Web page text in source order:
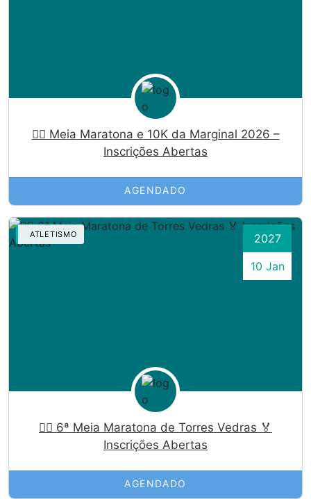
🏃‍♀️ Meia Maratona e 10K da Marginal 2026 –
Inscrições Abertas
AGENDADO
ATLETISMO
🏃‍♀️ 6ª Meia Maratona de Torres Vedras 🏅
Inscrições Abertas
2027
10 Jan
AGENDADO